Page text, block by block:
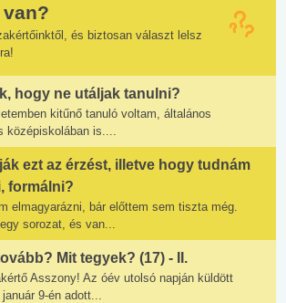
és biztosan választ lelsz
hogy ne utáljak tanulni?
kitűnő tanuló voltam, általános
középiskolában is....
ezt az érzést, illetve hogy tudnám
formálni?
elmagyarázni, bár előttem sem tiszta még.
sorozat, és van...
Mit tegyek? (17) - II.
Asszony! Az óév utolsó napján küldött
9-én adott...